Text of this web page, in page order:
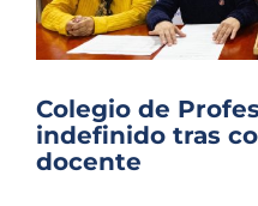
Colegio de
indefinido tras
docente